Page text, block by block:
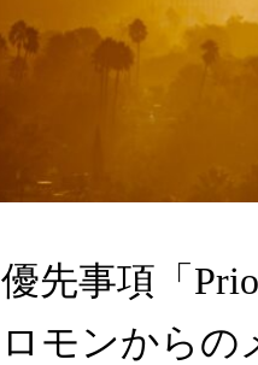
優先事項「
ロモンからの